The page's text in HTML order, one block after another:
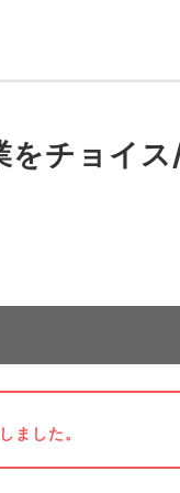
をチョイ
ました。